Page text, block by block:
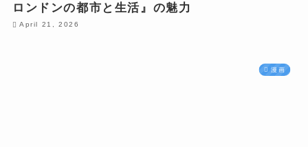
ロンドンの都市と生活』の魅力
April 21, 2026
漫画